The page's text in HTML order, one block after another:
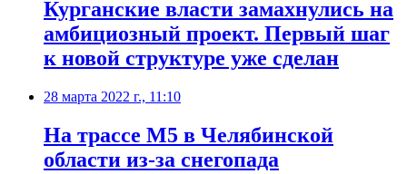
Курганские власти замахнулись на
амбициозный проект. Первый шаг
к новой структуре уже сделан
28 марта 2022 г., 11:10
На трассе М5 в Челябинской
области из-за снегопада